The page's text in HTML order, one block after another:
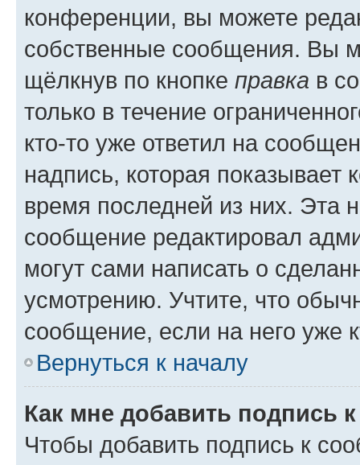
конференции, вы можете
собственные сообщения. Вы
щёлкнув по кнопке правка в
только в течение
кто-то уже ответил на
надпись, которая показывает
время последней из них. Эта
сообщение редактировал
могут сами написать о
усмотрению. Учтите, что
сообщение, если на него уже
Вернуться к началу
Как мне добавить подпись
Чтобы добавить подпись к